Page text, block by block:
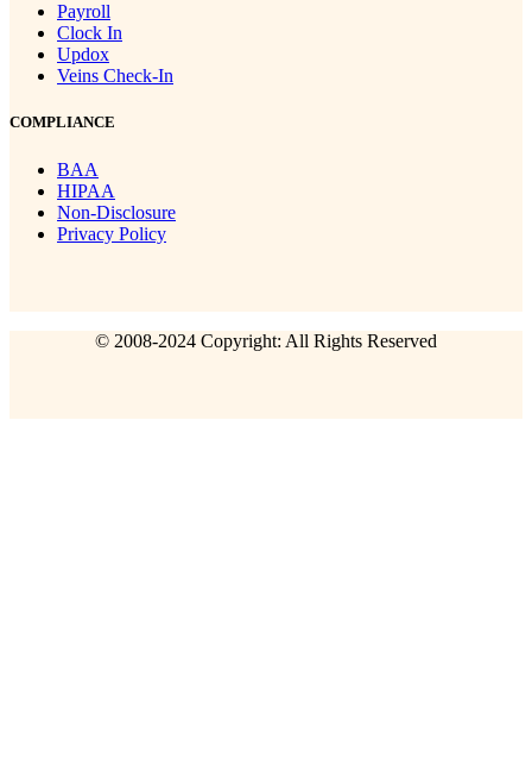
Payroll
Clock In
Updox
Veins Check-In
COMPLIANCE
BAA
HIPAA
Non-Disclosure
Privacy Policy
© 2008-2024 Copyright: All Rights Reserved